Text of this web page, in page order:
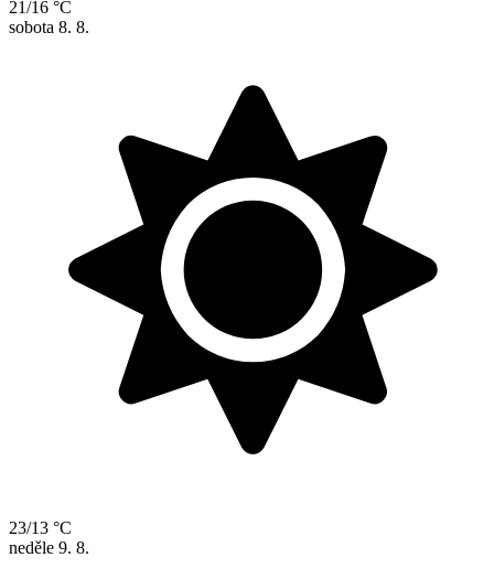
21/16 °C
sobota 8. 8.
23/13 °C
neděle 9. 8.